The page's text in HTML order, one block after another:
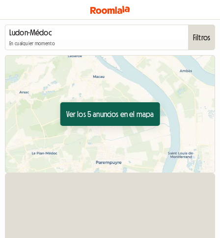
En cualquier momento
Filtros
Ver los 5 anuncios en el mapa